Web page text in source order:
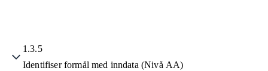
1.3.5
Identifiser formål med inndata (Nivå AA)